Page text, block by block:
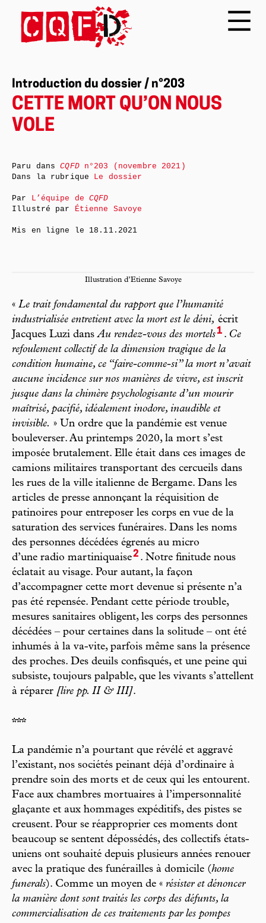
Introduction du dossier / n°203
CETTE MORT QU’ON NOUS
VOLE
Illustration d’Etienne Savoye
« Le trait fondamental du rapport que l’humanité
industrialisée entretient avec la mort est le déni, écrit
Jacques Luzi dansAu rendez-vous des mortels1 . Ce
refoulement collectif de la dimension tragique de la
condition humaine, ce “faire-comme-si” la mort n’avait
aucune incidence sur nos manières de vivre, est inscrit
jusque dans la chimère psychologisante d’un mourir
maîtrisé, pacifié, idéalement inodore, inaudible et
invisible. » Un ordre que la pandémie est venue
bouleverser. Au printemps 2020, la mort s’est
imposée brutalement. Elle était dans ces images de
camions militaires transportant des cercueils dans
les rues de la ville italienne de Bergame. Dans les
articles de presse annonçant la réquisition de
patinoires pour entreposer les corps en vue de la
saturation des services funéraires. Dans les noms
des personnes décédées égrenés au micro
d’une radio martiniquaise2 . Notre finitude nous
éclatait au visage. Pour autant, la façon
d’accompagner cette mort devenue si présente n’a
pas été repensée. Pendant cette période trouble,
mesures sanitaires obligent, les corps des personnes
décédées – pour certaines dans la solitude – ont été
inhumés à la va-vite, parfois même sans la présence
des proches. Des deuils confisqués, et une peine qui
subsiste, toujours palpable, que les vivants s’attellent
à réparer [lire pp. II & III].
***
La pandémie n’a pourtant que révélé et aggravé
l’existant, nos sociétés peinant déjà d’ordinaire à
prendre soin des morts et de ceux qui les entourent.
Face aux chambres mortuaires à l’impersonnalité
glaçante et aux hommages expéditifs, des pistes se
creusent. Pour se réapproprier ces moments dont
beaucoup se sentent dépossédés, des collectifs états-
uniens ont souhaité depuis plusieurs années renouer
avec la pratique des funérailles à domicile (home
funerals). Comme un moyen de « résister et dénoncer
la manière dont sont traités les corps des défunts, la
commercialisation de ces traitements par les pompes
Paru dansCQFDn°203 (novembre 2021)
Dans la rubrique Le dossier
Par L’équipe deCQFD
Illustré par Étienne Savoye
Mis en ligne le 18.11.2021